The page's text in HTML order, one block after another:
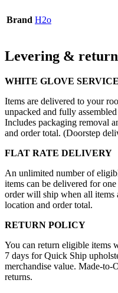
Brand H2o
Levering &
WHITE GLOVE SERVICE
Items are delivered to your
unpacked and fully
Includes packaging removal
and order total. (Doorstep
FLAT RATE DELIVERY
An unlimited number of
items can be delivered for
order will ship when all items
location and order total.
RETURN POLICY
You can return eligible items
7 days for Quick Ship
merchandise value. Made-
returns.